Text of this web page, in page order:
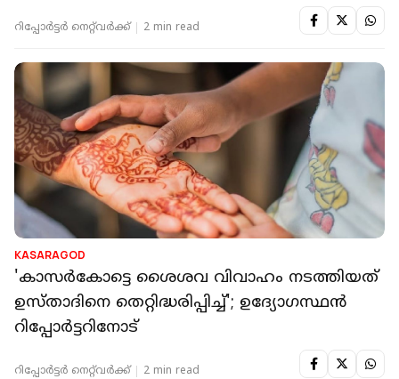
റിപ്പോർട്ടർ നെറ്റ്‌വര്‍ക്ക്‌ 2 min read
KASARAGOD
'കാസർകോട്ടെ ശൈശവ വിവാഹം നടത്തിയത്
ഉസ്താദിനെ തെറ്റിദ്ധരിപ്പിച്ച്'; ഉദ്യോഗസ്ഥൻ
റിപ്പോർട്ടറിനോട്
റിപ്പോർട്ടർ നെറ്റ്‌വര്‍ക്ക്‌ 2 min read